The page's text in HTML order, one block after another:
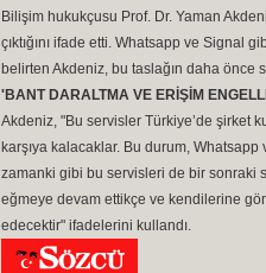
Bilişim hukukçusu Prof. Dr. Yaman
çıktığını ifade etti. Whatsapp ve Signal
belirten Akdeniz, bu taslağın daha önce
'BANT DARALTMA VE ERİŞİM
Akdeniz, "Bu servisler Türkiye’de şirket
karşıya kalacaklar. Bu durum,
zamanki gibi bu servisleri de bir sonraki
eğmeye devam ettikçe ve kendilerine
edecektir" ifadelerini kullandı.